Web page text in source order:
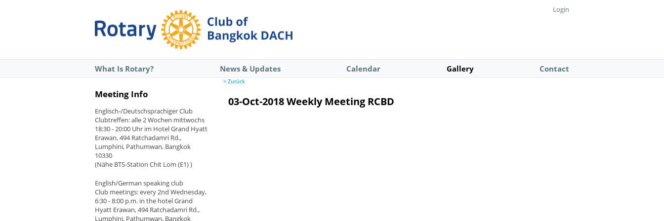
Login
What Is Rotary? News & Updates Calendar Gallery Contact
Meeting Info
Englisch-/Deutschsprachiger Club
Clubtreffen: alle 2 Wochen mittwochs
18:30 - 20:00 Uhr im Hotel Grand Hyatt
Erawan, 494 Ratchadamri Rd.,
Lumphini, Pathumwan, Bangkok
10330
(Nähe BTS-Station Chit Lom (E1) )
English/German speaking club
Club meetings: every 2nd Wednesday,
6:30 - 8:00 p.m. in the hotel Grand
Hyatt Erawan, 494 Ratchadamri Rd.,
Lumphini, Pathumwan, Bangkok
> Zurück
03-Oct-2018 Weekly Meeting RCBD